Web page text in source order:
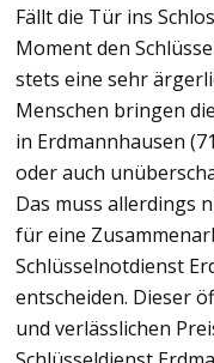
Fällt die Tür ins
Moment den
stets eine sehr
Menschen bringen
in Erdmannhausen
oder auch
Das muss allerdings
für eine
Schlüsselnotdienst
entscheiden. Dieser
und verlässlichen